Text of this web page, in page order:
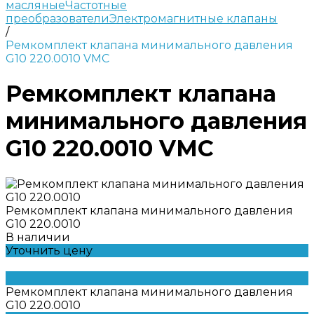
масляныеЧастотные
преобразователиЭлектромагнитные клапаны
/
Ремкомплект клапана минимального давления
G10 220.0010 VMC
Ремкомплект клапана
минимального давления
G10 220.0010 VMC
Ремкомплект клапана минимального давления
G10 220.0010
В наличии
Уточнить цену
Ремкомплект клапана минимального давления
G10 220.0010